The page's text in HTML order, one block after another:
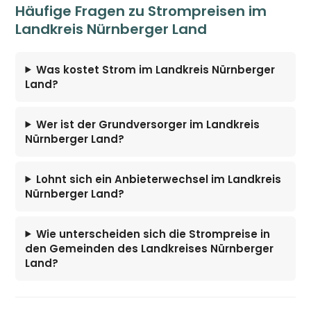
Häufige Fragen zu Strompreisen im
Landkreis Nürnberger Land
Was kostet Strom im Landkreis Nürnberger
Land?
Wer ist der Grundversorger im Landkreis
Nürnberger Land?
Lohnt sich ein Anbieterwechsel im Landkreis
Nürnberger Land?
Wie unterscheiden sich die Strompreise in
den Gemeinden des Landkreises Nürnberger
Land?